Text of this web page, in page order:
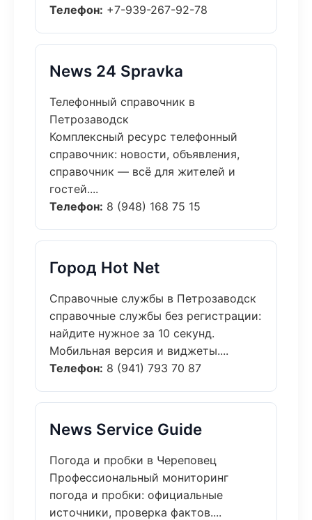
Телефон: +7-939-267-92-78
News 24 Spravka
Телефонный справочник в
Петрозаводск
Комплексный ресурс телефонный
справочник: новости, объявления,
справочник — всё для жителей и
гостей....
Телефон: 8 (948) 168 75 15
Город Hot Net
Справочные службы в Петрозаводск
справочные службы без регистрации:
найдите нужное за 10 секунд.
Мобильная версия и виджеты....
Телефон: 8 (941) 793 70 87
News Service Guide
Погода и пробки в Череповец
Профессиональный мониторинг
погода и пробки: официальные
источники, проверка фактов....